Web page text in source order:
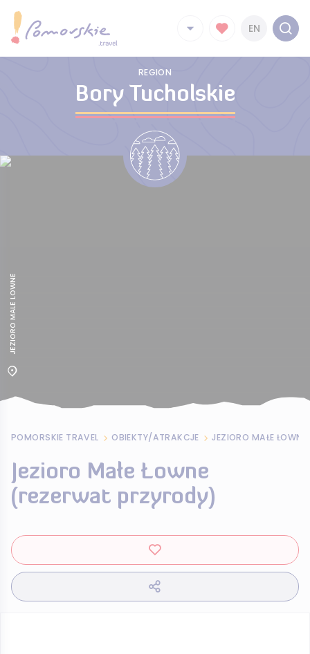
EN
REGION
Bory Tucholskie
JEZIORO MALE LOWNE
POMORSKIE TRAVEL OBIEKTY/ATRAKCJE JEZIORO MAŁE
Jezioro Małe Łowne
(rezerwat przyrody)